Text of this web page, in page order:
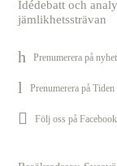
Idédebatt och
jämlikhetssträvan
Prenumerera på
Prenumerera på
Följ oss på Facebook